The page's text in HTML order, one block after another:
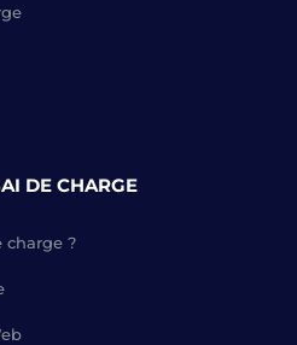
DE CHARGE
charge ?